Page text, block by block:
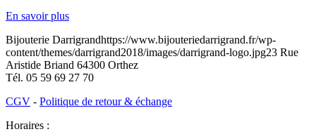
En savoir plus
Bijouterie Darrigrandhttps://www.bijouteriedarrigrand.fr/wp-
content/themes/darrigrand2018/images/darrigrand-logo.jpg23 Rue
Aristide Briand 64300 Orthez
Tél. 05 59 69 27 70
CGV - Politique de retour & échange
Horaires :